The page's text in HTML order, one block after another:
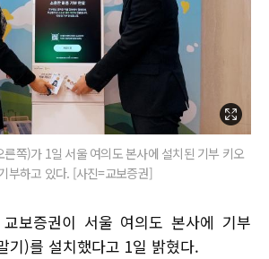
쪽)가 1일 서울 여의도 본사에 설치된 기부 키오
부하고 있다. [사진=교보증권]
보증권이 서울 여의도 본사에 기부
기)를 설치했다고 1일 밝혔다.